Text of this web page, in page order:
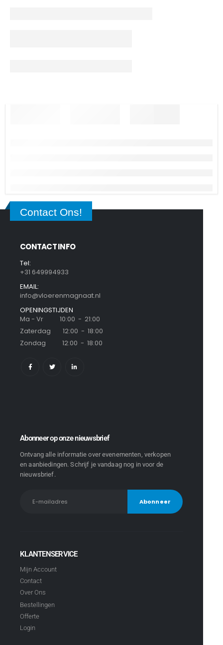
Contact Ons!
CONTACT INFO
Tel:
+31 649994933
EMAIL:
info@vloerenmagnaat.nl
OPENINGSTIJDEN
Ma - Vr 10:00 - 21:00
Zaterdag 12:00 - 18:00
Zondag 12:00 - 18:00
Abonneer op onze nieuwsbrief
Ontvang alle informatie over evenementen, verkopen
en aanbiedingen. Schrijf je vandaag nog in voor de
nieuwsbrief.
KLANTENSERVICE
Mijn Account
Contact
Over Ons
Bestellingen
Offerte
Login